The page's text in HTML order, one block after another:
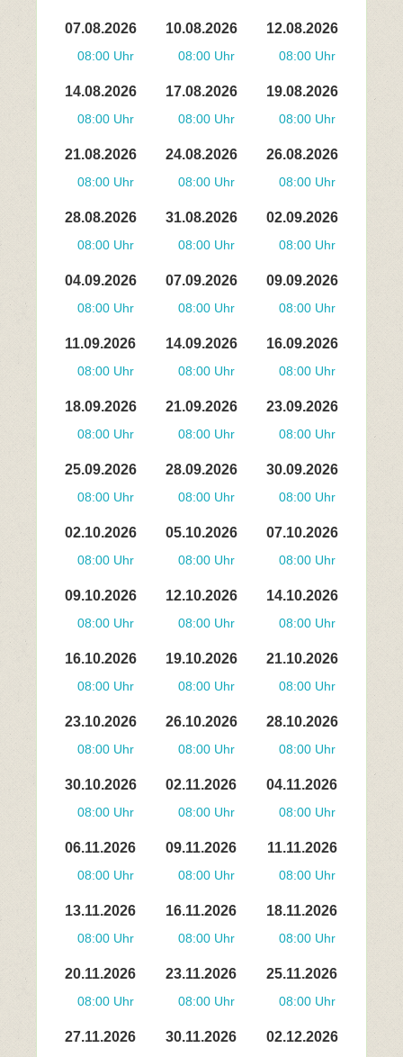
07.08.2026
08:00 Uhr
10.08.2026
08:00 Uhr
12.08.2026
08:00 Uhr
14.08.2026
08:00 Uhr
17.08.2026
08:00 Uhr
19.08.2026
08:00 Uhr
21.08.2026
08:00 Uhr
24.08.2026
08:00 Uhr
26.08.2026
08:00 Uhr
28.08.2026
08:00 Uhr
31.08.2026
08:00 Uhr
02.09.2026
08:00 Uhr
04.09.2026
08:00 Uhr
07.09.2026
08:00 Uhr
09.09.2026
08:00 Uhr
11.09.2026
08:00 Uhr
14.09.2026
08:00 Uhr
16.09.2026
08:00 Uhr
18.09.2026
08:00 Uhr
21.09.2026
08:00 Uhr
23.09.2026
08:00 Uhr
25.09.2026
08:00 Uhr
28.09.2026
08:00 Uhr
30.09.2026
08:00 Uhr
02.10.2026
08:00 Uhr
05.10.2026
08:00 Uhr
07.10.2026
08:00 Uhr
09.10.2026
08:00 Uhr
12.10.2026
08:00 Uhr
14.10.2026
08:00 Uhr
16.10.2026
08:00 Uhr
19.10.2026
08:00 Uhr
21.10.2026
08:00 Uhr
23.10.2026
08:00 Uhr
26.10.2026
08:00 Uhr
28.10.2026
08:00 Uhr
30.10.2026
08:00 Uhr
02.11.2026
08:00 Uhr
04.11.2026
08:00 Uhr
06.11.2026
08:00 Uhr
09.11.2026
08:00 Uhr
11.11.2026
08:00 Uhr
13.11.2026
08:00 Uhr
16.11.2026
08:00 Uhr
18.11.2026
08:00 Uhr
20.11.2026
08:00 Uhr
23.11.2026
08:00 Uhr
25.11.2026
08:00 Uhr
27.11.2026 30.11.2026 02.12.2026